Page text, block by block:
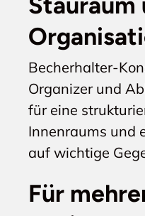
Becherhalter-
Organizer und
für eine
Innenraums und
auf wichtige
Für